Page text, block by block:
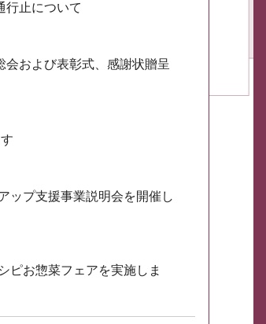
行止について
および表彰式、感謝状贈呈
ップ支援事業説明会を開催し
ピお惣菜フェアを実施しま